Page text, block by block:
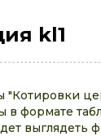
kl1
формате
выглядеть